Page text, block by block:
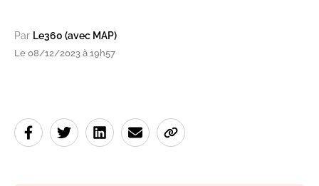
Par Le360 (avec MAP)
Le 08/12/2023 à 19h57